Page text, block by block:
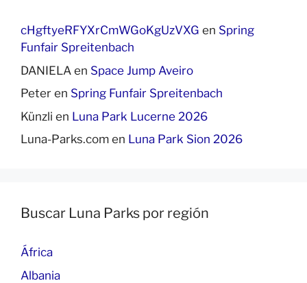
cHgftyeRFYXrCmWGoKgUzVXG en Spring
Funfair Spreitenbach
DANIELA en Space Jump Aveiro
Peter en Spring Funfair Spreitenbach
Künzli en Luna Park Lucerne 2026
Luna-Parks.com en Luna Park Sion 2026
Buscar Luna Parks por región
África
Albania